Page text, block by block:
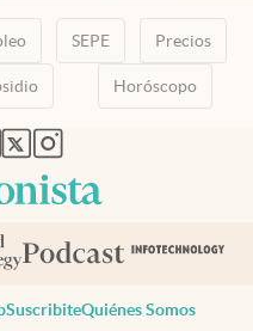
SEPE Precios
Horóscopo
pestaña
en nueva pestaña
abre en nueva pestaña
abre en nueva pestaña
abre en nueva pestaña
SuscribiteQuiénes Somos